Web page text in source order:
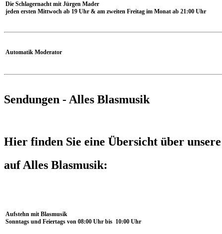
Die Schlagernacht mit Jürgen Mader
jeden ersten Mittwoch ab 19 Uhr & am zweiten Freitag im Monat ab 21:00 Uhr
Automatik Moderator
Sendungen - Alles Blasmusik
Hier finden Sie eine Übersicht über unsere
auf Alles Blasmusik:
Aufstehn mit Blasmusik
Sonntags und Feiertags von 08:00 Uhr bis 10:00 Uhr